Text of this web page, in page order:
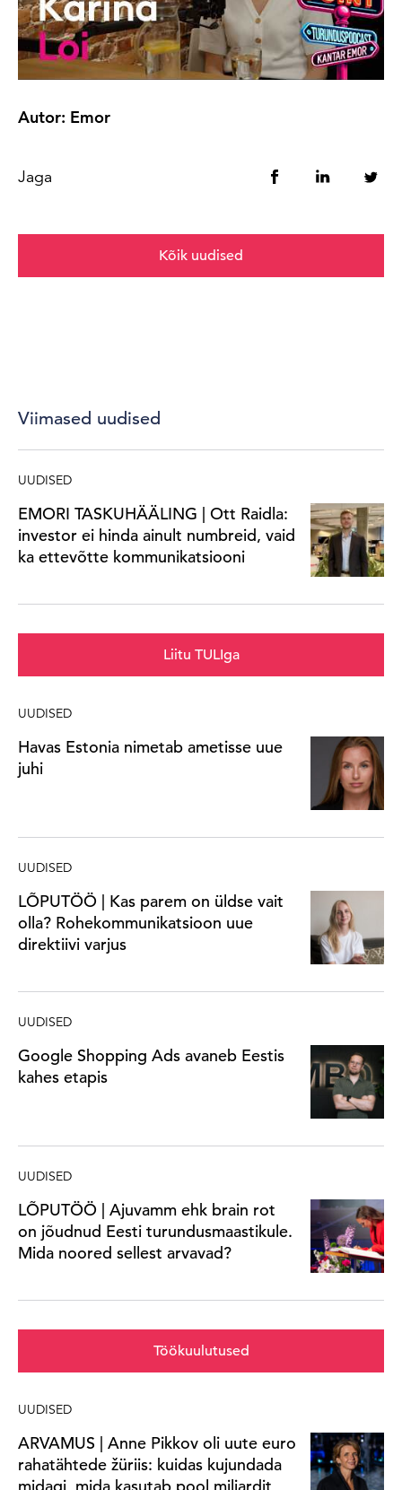
Autor: Emor
Jaga
Kõik uudised
Viimased uudised
UUDISED
EMORI TASKUHÄÄLING | Ott Raidla:
investor ei hinda ainult numbreid, vaid
ka ettevõtte kommunikatsiooni
Liitu TULIga
UUDISED
Havas Estonia nimetab ametisse uue
juhi
UUDISED
LÕPUTÖÖ | Kas parem on üldse vait
olla? Rohekommunikatsioon uue
direktiivi varjus
UUDISED
Google Shopping Ads avaneb Eestis
kahes etapis
UUDISED
LÕPUTÖÖ | Ajuvamm ehk brain rot
on jõudnud Eesti turundusmaastikule.
Mida noored sellest arvavad?
Töökuulutused
UUDISED
ARVAMUS | Anne Pikkov oli uute euro
rahatähtede žüriis: kuidas kujundada
midagi, mida kasutab pool miljardit